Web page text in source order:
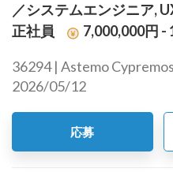
／システムエンジニア,
正社員
7,000,000円 -
36294 | Astemo
2026/05/12
応募